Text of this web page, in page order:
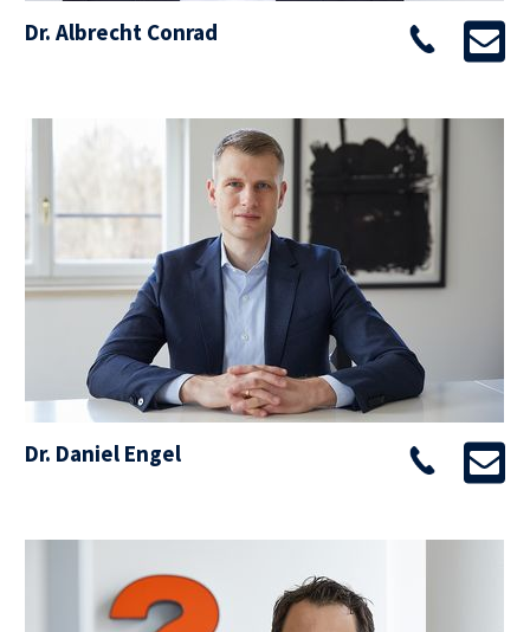
Dr. Albrecht Conrad
Dr. Daniel Engel